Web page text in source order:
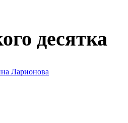
десятка
Ларионова